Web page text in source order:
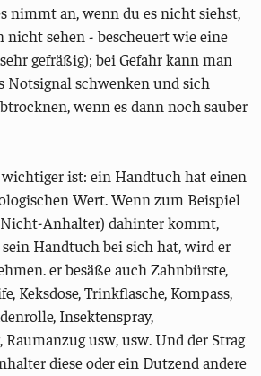
nimmt an, wenn du es nicht siehst,
nicht sehen - bescheuert wie eine
gefräßig); bei Gefahr kann man
Notsignal schwenken und sich
wenn es dann noch sauber
ist: ein Handtuch hat einen
Wert. Wenn zum Beispiel
Nicht-Anhalter) dahinter kommt,
Handtuch bei sich hat, wird er
er besäße auch Zahnbürste,
Keksdose, Trinkflasche, Kompass,
Insektenspray,
Raumanzug usw, usw. Und der Strag
diese oder ein Dutzend andere